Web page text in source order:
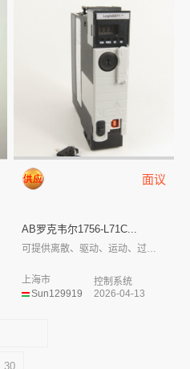
面议
AB罗克韦尔1756-L71C...
可提供离散、驱动、运动、过程和安全控制
Sun129919
上海市
控制系统
2026-04-13
30